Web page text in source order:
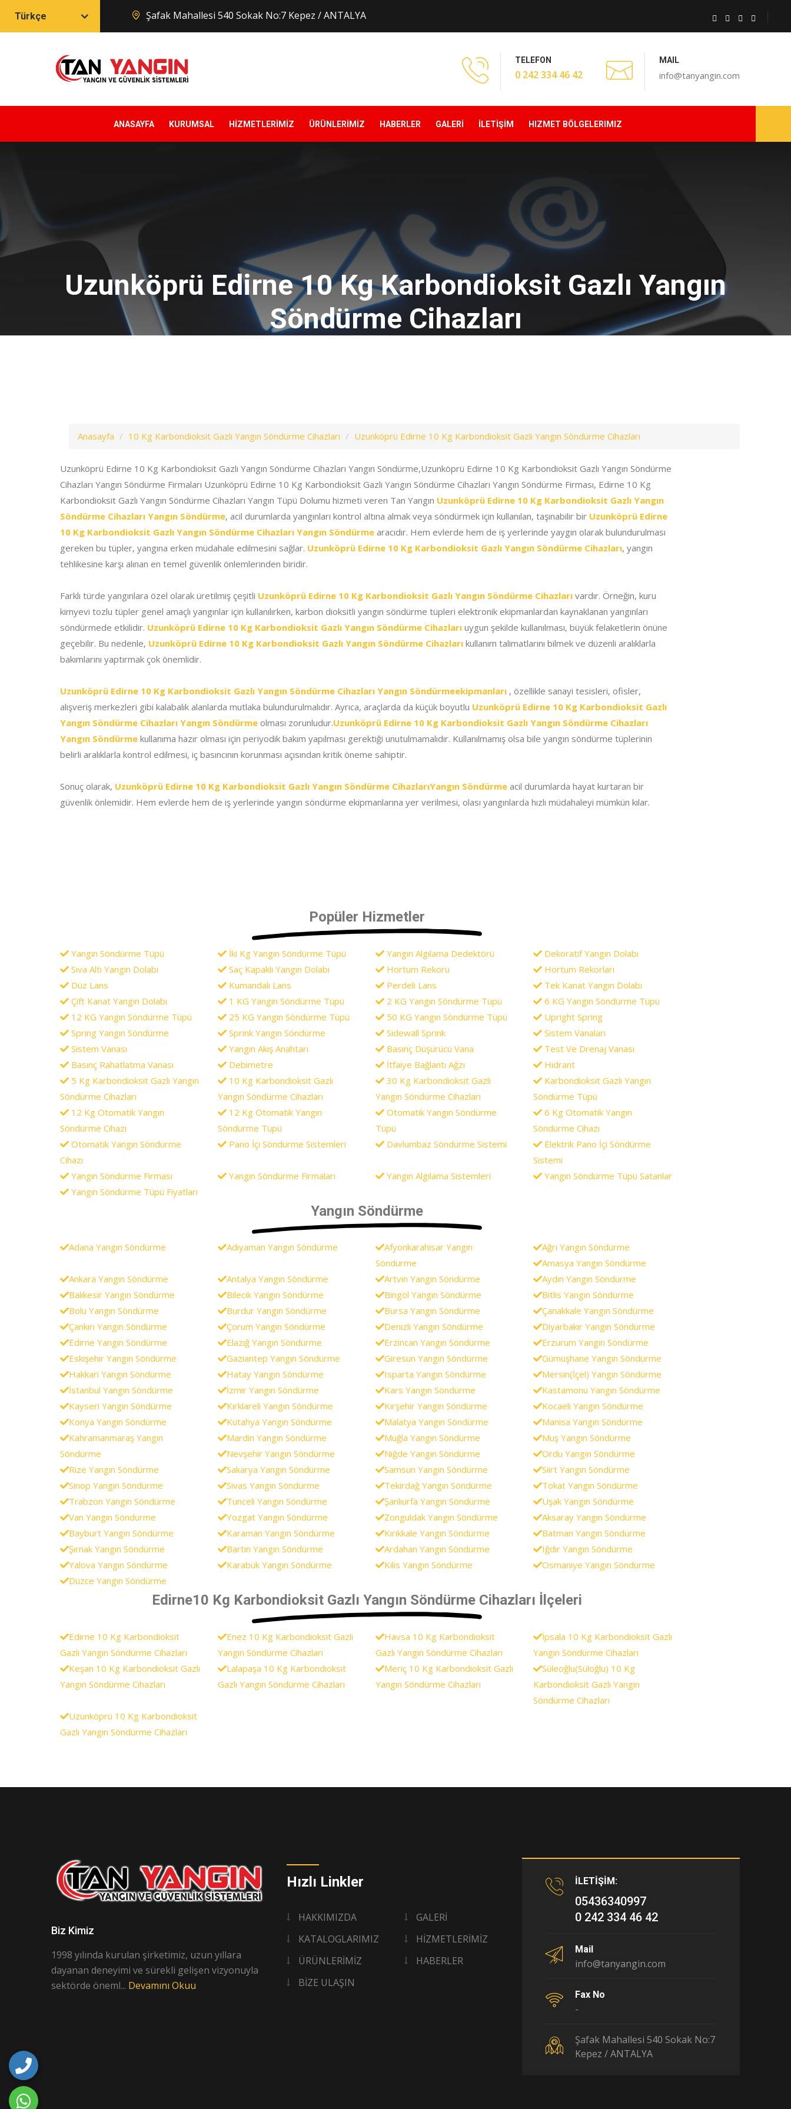
Türkçe Şafak Mahallesi 540 Sokak No:7 Kepez / ANTALYA
TELEFON
0 242 334 46 42
MAIL
info@tanyangin.com
ANASAYFA KURUMSAL HİZMETLERİMİZ ÜRÜNLERİMİZ HABERLER GALERİ İLETİŞİM HIZMET BÖLGELERIMIZ
Uzunköprü Edirne 10 Kg Karbondioksit Gazlı Yangın
Söndürme Cihazları
Anasayfa 10 Kg Karbondioksit Gazlı Yangın Söndürme Cihazları Uzunköprü Edirne 10 Kg Karbondioksit Gazlı Yangın Söndürme Cihazları
Uzunköprü Edirne 10 Kg Karbondioksit Gazlı Yangın Söndürme Cihazları Yangın Söndürme,Uzunköprü Edirne 10 Kg Karbondioksit Gazlı Yangın Söndürme
Cihazları Yangın Söndürme Firmaları Uzunköprü Edirne 10 Kg Karbondioksit Gazlı Yangın Söndürme Cihazları Yangın Söndürme Firması, Edirne 10 Kg
Karbondioksit Gazlı Yangın Söndürme Cihazları Yangın Tüpü Dolumu hizmeti veren Tan Yangın Uzunköprü Edirne 10 Kg Karbondioksit Gazlı Yangın
Söndürme Cihazları Yangın Söndürme, acil durumlarda yangınları kontrol altına almak veya söndürmek için kullanılan, taşınabilir bir Uzunköprü Edirne
10 Kg Karbondioksit Gazlı Yangın Söndürme Cihazları Yangın Söndürme aracıdır. Hem evlerde hem de iş yerlerinde yaygın olarak bulundurulması
gereken bu tüpler, yangına erken müdahale edilmesini sağlar. Uzunköprü Edirne 10 Kg Karbondioksit Gazlı Yangın Söndürme Cihazları, yangın
tehlikesine karşı alınan en temel güvenlik önlemlerinden biridir.
Farklı türde yangınlara özel olarak üretilmiş çeşitli Uzunköprü Edirne 10 Kg Karbondioksit Gazlı Yangın Söndürme Cihazları vardır. Örneğin, kuru
kimyevi tozlu tüpler genel amaçlı yangınlar için kullanılırken, karbon dioksitli yangın söndürme tüpleri elektronik ekipmanlardan kaynaklanan yangınları
söndürmede etkilidir. Uzunköprü Edirne 10 Kg Karbondioksit Gazlı Yangın Söndürme Cihazları uygun şekilde kullanılması, büyük felaketlerin önüne
geçebilir. Bu nedenle, Uzunköprü Edirne 10 Kg Karbondioksit Gazlı Yangın Söndürme Cihazları kullanım talimatlarını bilmek ve düzenli aralıklarla
bakımlarını yaptırmak çok önemlidir.
Uzunköprü Edirne 10 Kg Karbondioksit Gazlı Yangın Söndürme Cihazları Yangın Söndürmeekipmanları , özellikle sanayi tesisleri, ofisler,
alışveriş merkezleri gibi kalabalık alanlarda mutlaka bulundurulmalıdır. Ayrıca, araçlarda da küçük boyutlu Uzunköprü Edirne 10 Kg Karbondioksit Gazlı
Yangın Söndürme Cihazları Yangın Söndürme olması zorunludur.Uzunköprü Edirne 10 Kg Karbondioksit Gazlı Yangın Söndürme Cihazları
Yangın Söndürme kullanıma hazır olması için periyodik bakım yapılması gerektiği unutulmamalıdır. Kullanılmamış olsa bile yangın söndürme tüplerinin
belirli aralıklarla kontrol edilmesi, iç basıncının korunması açısından kritik öneme sahiptir.
Sonuç olarak, Uzunköprü Edirne 10 Kg Karbondioksit Gazlı Yangın Söndürme CihazlarıYangın Söndürme acil durumlarda hayat kurtaran bir
güvenlik önlemidir. Hem evlerde hem de iş yerlerinde yangın söndürme ekipmanlarına yer verilmesi, olası yangınlarda hızlı müdahaleyi mümkün kılar.
Popüler Hizmetler
Yangın Söndürme Tüpü İki Kg Yangın Söndürme Tüpü Yangın Algılama Dedektörü
Dekoratif Yangın Dolabı
Sıva Altı Yangın Dolabı
Saç Kapaklı Yangın Dolabı Hortum Rekoru
Hortum Rekorları
Düz Lans
Kumandalı Lans Perdeli Lans
Tek Kanat Yangın Dolabı
Çift Kanat Yangın Dolabı
1 KG Yangın Söndürme Tüpü 2 KG Yangın Söndürme Tüpü
6 KG Yangın Söndürme Tüpü
12 KG Yangın Söndürme Tüpü
25 KG Yangın Söndürme Tüpü 50 KG Yangın Söndürme Tüpü
Upright Spring
Spring Yangın Söndürme
Sprink Yangın Söndürme Sidewall Sprink
Sistem Vanaları
Sistem Vanası
Yangın Akış Anahtarı Basınç Düşürücü Vana
Test Ve Drenaj Vanası
Basınç Rahatlatma Vanası
Debimetre İtfaiye Bağlantı Ağzı
Hidrant
5 Kg Karbondioksit Gazlı Yangın
Söndürme Cihazları
10 Kg Karbondioksit Gazlı
Yangın Söndürme Cihazları
30 Kg Karbondioksit Gazlı
Yangın Söndürme Cihazları
Karbondioksit Gazlı Yangın
Söndürme Tüpü
12 Kg Otomatik Yangın
Söndürme Cihazı
12 Kg Otomatik Yangın
Söndürme Tüpü
Otomatik Yangın Söndürme
Tüpü
6 Kg Otomatik Yangın
Söndürme Cihazı
Otomatik Yangın Söndürme
Cihazı
Pano İçi Söndürme Sistemleri Davlumbaz Söndürme Sistemi
Elektrik Pano İçi Söndürme
Sistemi
Yangın Söndürme Firması
Yangın Söndürme Firmaları Yangın Algılama Sistemleri
Yangın Söndürme Tüpü Satanlar
Yangın Söndürme Tüpü Fiyatları
Yangın Söndürme
Adana Yangın Söndürme Adıyaman Yangın Söndürme
Afyonkarahisar Yangın
Söndürme
Ağrı Yangın Söndürme
Amasya Yangın Söndürme
Ankara Yangın Söndürme
Antalya Yangın Söndürme Artvin Yangın Söndürme
Aydın Yangın Söndürme
Balıkesir Yangın Söndürme
Bilecik Yangın Söndürme Bingöl Yangın Söndürme
Bitlis Yangın Söndürme
Bolu Yangın Söndürme
Burdur Yangın Söndürme Bursa Yangın Söndürme
Çanakkale Yangın Söndürme
Çankırı Yangın Söndürme
Çorum Yangın Söndürme Denizli Yangın Söndürme
Diyarbakır Yangın Söndürme
Edirne Yangın Söndürme
Elazığ Yangın Söndürme Erzincan Yangın Söndürme
Erzurum Yangın Söndürme
Eskişehir Yangın Söndürme
Gaziantep Yangın Söndürme Giresun Yangın Söndürme
Gümüşhane Yangın Söndürme
Hakkari Yangın Söndürme
Hatay Yangın Söndürme Isparta Yangın Söndürme
Mersin(İçel) Yangın Söndürme
İstanbul Yangın Söndürme
İzmir Yangın Söndürme Kars Yangın Söndürme
Kastamonu Yangın Söndürme
Kayseri Yangın Söndürme
Kırklareli Yangın Söndürme Kırşehir Yangın Söndürme
Kocaeli Yangın Söndürme
Konya Yangın Söndürme
Kütahya Yangın Söndürme Malatya Yangın Söndürme
Manisa Yangın Söndürme
Kahramanmaraş Yangın
Söndürme
Mardin Yangın Söndürme Muğla Yangın Söndürme
Muş Yangın Söndürme
Nevşehir Yangın Söndürme
Niğde Yangın Söndürme
Ordu Yangın Söndürme
Rize Yangın Söndürme
Sakarya Yangın Söndürme Samsun Yangın Söndürme
Siirt Yangın Söndürme
Sinop Yangın Söndürme
Sivas Yangın Söndürme Tekirdağ Yangın Söndürme
Tokat Yangın Söndürme
Trabzon Yangın Söndürme
Tunceli Yangın Söndürme Şanlıurfa Yangın Söndürme
Uşak Yangın Söndürme
Van Yangın Söndürme
Yozgat Yangın Söndürme Zonguldak Yangın Söndürme
Aksaray Yangın Söndürme
Bayburt Yangın Söndürme
Karaman Yangın Söndürme Kırıkkale Yangın Söndürme
Batman Yangın Söndürme
Şırnak Yangın Söndürme
Bartın Yangın Söndürme Ardahan Yangın Söndürme
Iğdır Yangın Söndürme
Yalova Yangın Söndürme
Karabük Yangın Söndürme Kilis Yangın Söndürme
Osmaniye Yangın Söndürme
Düzce Yangın Söndürme
Edirne10 Kg Karbondioksit Gazlı Yangın Söndürme Cihazları İlçeleri
Edirne 10 Kg Karbondioksit
Gazlı Yangın Söndürme Cihazları
Enez 10 Kg Karbondioksit Gazlı
Yangın Söndürme Cihazları
Havsa 10 Kg Karbondioksit
Gazlı Yangın Söndürme Cihazları
İpsala 10 Kg Karbondioksit Gazlı
Yangın Söndürme Cihazları
Keşan 10 Kg Karbondioksit Gazlı
Yangın Söndürme Cihazları
Lalapaşa 10 Kg Karbondioksit
Gazlı Yangın Söndürme Cihazları
Meriç 10 Kg Karbondioksit Gazlı
Yangın Söndürme Cihazları
Süleoğlu(Süloğlu) 10 Kg
Karbondioksit Gazlı Yangın
Söndürme Cihazları
Uzunköprü 10 Kg Karbondioksit
Gazlı Yangın Söndürme Cihazları
Biz Kimiz
1998 yılında kurulan şirketimiz, uzun yıllara
dayanan deneyimi ve sürekli gelişen vizyonuyla
sektörde öneml... Devamını Okuu
Hızlı Linkler
HAKKIMIZDA
GALERİ
KATALOGLARIMIZ
HİZMETLERİMİZ
ÜRÜNLERİMİZ
HABERLER
BİZE ULAŞIN
İLETİŞİM:
05436340997
0 242 334 46 42
Mail
info@tanyangin.com
Fax No
-
Şafak Mahallesi 540 Sokak No:7
Kepez / ANTALYA